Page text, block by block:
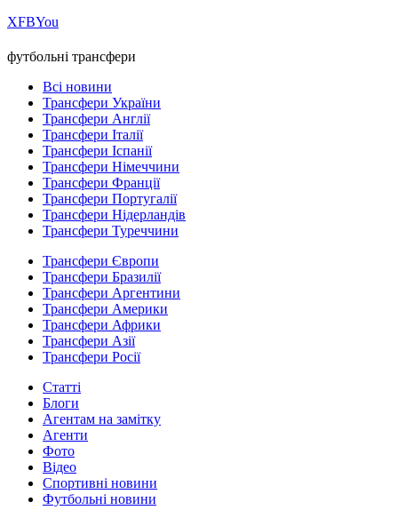
ХFBYou
футбольні трансфери
Всі новини
Трансфери України
Трансфери Англії
Трансфери Італії
Трансфери Іспанії
Трансфери Німеччини
Трансфери Франції
Трансфери Португалії
Трансфери Нідерландів
Трансфери Туреччини
Трансфери Європи
Трансфери Бразилії
Трансфери Аргентини
Трансфери Америки
Трансфери Африки
Трансфери Азії
Трансфери Росії
Статті
Блоги
Агентам на замітку
Агенти
Фото
Відео
Спортивні новини
Футбольні новини